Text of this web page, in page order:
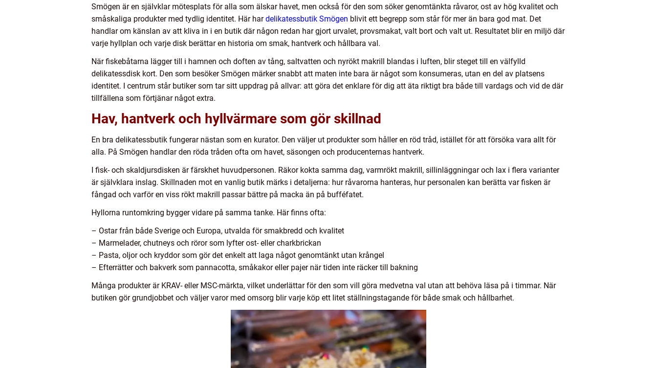
Smögen är en självklar mötesplats för alla som älskar havet, men också för den som söker genomtänkta råvaror, ost av hög kvalitet och
småskaliga produkter med tydlig identitet. Här hardelikatessbutik Smögen blivit ett begrepp som står för mer än bara god mat. Det
handlar om känslan av att kliva in i en butik där någon redan har gjort urvalet, provsmakat, valt bort och valt ut. Resultatet blir en miljö där
varje hyllplan och varje disk berättar en historia om smak, hantverk och hållbara val.
När fiskebåtarna lägger till i hamnen och doften av tång, saltvatten och nyrökt makrill blandas i luften, blir steget till en välfylld
delikatessdisk kort. Den som besöker Smögen märker snabbt att maten inte bara är något som konsumeras, utan en del av platsens
identitet. I centrum står butiker som tar sitt uppdrag på allvar: att göra det enklare för dig att äta riktigt bra både till vardags och vid de där
tillfällena som förtjänar något extra.
Hav, hantverk och hyllvärmare som gör skillnad
En bra delikatessbutik fungerar nästan som en kurator. Den väljer ut produkter som håller en röd tråd, istället för att försöka vara allt för
alla. På Smögen handlar den röda tråden ofta om havet, säsongen och producenternas hantverk.
I fisk- och skaldjursdisken är färskhet huvudpersonen. Räkor kokta samma dag, varmrökt makrill, sillinläggningar och lax i flera varianter
är självklara inslag. Skillnaden mot en vanlig butik märks i detaljerna: hur råvarorna hanteras, hur personalen kan berätta var fisken är
fångad och varför en viss rökt makrill passar bättre på macka än på bufféfatet.
Hyllorna runtomkring bygger vidare på samma tanke. Här finns ofta:
– Ostar från både Sverige och Europa, utvalda för smakbredd och kvalitet
– Marmelader, chutneys och röror som lyfter ost- eller charkbrickan
– Pasta, oljor och kryddor som gör det enkelt att laga något genomtänkt utan krångel
– Efterrätter och bakverk som pannacotta, småkakor eller pajer när tiden inte räcker till bakning
Många produkter är KRAV- eller MSC-märkta, vilket underlättar för den som vill göra medvetna val utan att behöva läsa på i timmar. När
butiken gör grundjobbet och väljer varor med omsorg blir varje köp ett litet ställningstagande för både smak och hållbarhet.